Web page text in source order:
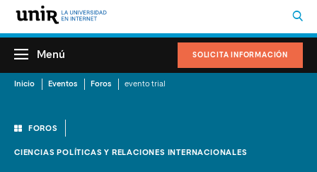
SOLICITA INFORMACIÓN
Menú
Inicio Eventos Foros evento trial
FOROS
CIENCIAS POLÍTICAS Y RELACIONES INTERNACIONALES